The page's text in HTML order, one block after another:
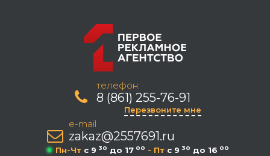
телефон:
8 (861) 255-76-91
Перезвоните мне
e-mail
zakaz@2557691.ru
Пн-Чт c 9 30 до 17 00 - Пт c 9 30 до 16 00